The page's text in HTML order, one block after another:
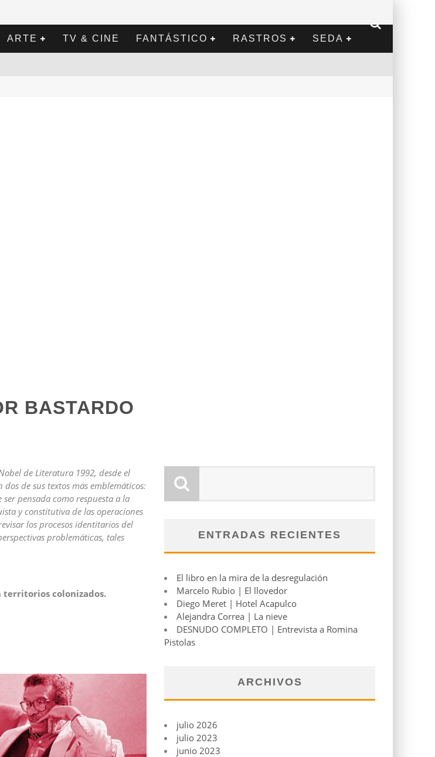
ARTE TV & CINE FANTÁSTICO RASTROS SEDA
BASTARDO
de Literatura 1992, desde el
de sus textos más emblemáticos:
pensada como respuesta a la
y constitutiva de las operaciones
los procesos identitarios del
problemáticas, tales
territorios colonizados.
ENTRADAS RECIENTES
El libro en la mira de la desregulación
Marcelo Rubio | El llovedor
Diego Meret | Hotel Acapulco
Alejandra Correa | La nieve
DESNUDO COMPLETO | Entrevista a Romina
Pistolas
ARCHIVOS
julio 2026
julio 2023
junio 2023